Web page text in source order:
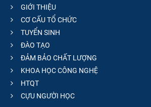
GIỚI THIỆU
CƠ CẤU TỔ CHỨC
TUYỂN SINH
ĐÀO TẠO
ĐẢM BẢO CHẤT LƯỢNG
KHOA HỌC CÔNG NGHỆ
HTQT
CỰU NGƯỜI HỌC